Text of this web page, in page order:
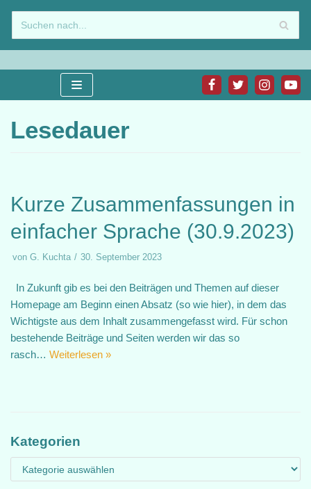
Zum
Inhalt
springen
Lesedauer
Kurze Zusammenfassungen in
einfacher Sprache (30.9.2023)
von G. Kuchta 30. September 2023
In Zukunft gib es bei den Beiträgen und Themen auf dieser
Homepage am Beginn einen Absatz (so wie hier), in dem das
Wichtigste aus dem Inhalt zusammengefasst wird. Für schon
bestehende Beiträge und Seiten werden wir das so
rasch… Weiterlesen »
Kategorien